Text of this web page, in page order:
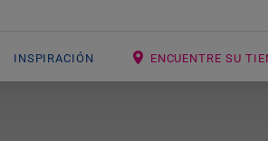
INSPIRACIÓN ENCUENTRE SU